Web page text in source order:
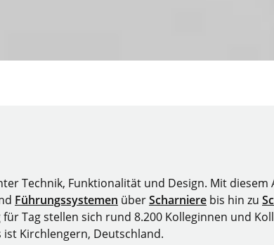
Technik, Funktionalität und Design. Mit
Führungssystemen überScharniere bis hin zu
Tag stellen sich rund 8.200 Kolleginnen und
Kirchlengern, Deutschland.